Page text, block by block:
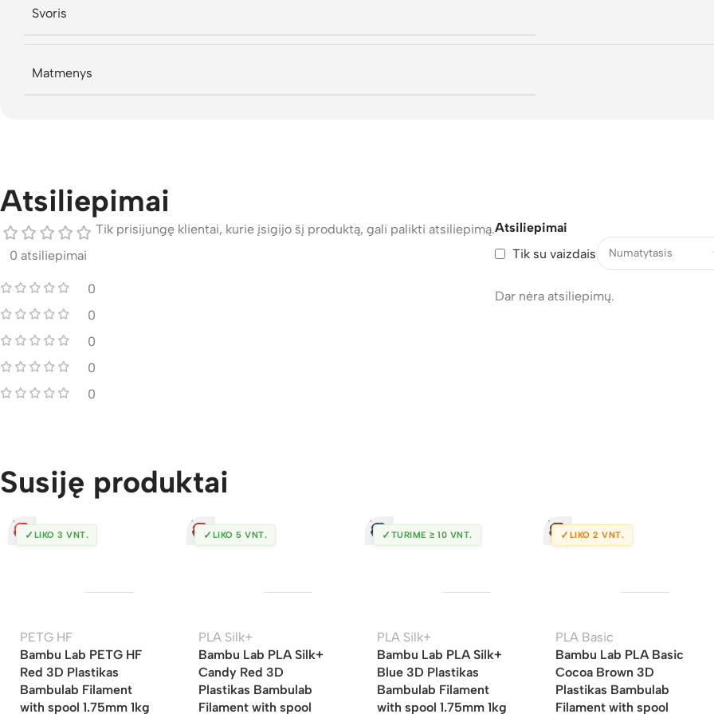
Svoris
Matmenys
Atsiliepimai
0 atsiliepimai
0
0
0
0
0
Atsiliepimai
Tik su vaizdais
Dar nėra atsiliepimų.
Tik prisijungę klientai, kurie įsigijo šį produktą, gali palikti atsiliepimą.
Susiję produktai
✓ LIKO 3 VNT.
PETG HF
Bambu Lab PETG HF
Red 3D Plastikas
Bambulab Filament
with spool 1.75mm 1kg
✓ LIKO 5 VNT.
PLA Silk+
Bambu Lab PLA Silk+
Candy Red 3D
Plastikas Bambulab
Filament with spool
✓ TURIME ≥ 10 VNT.
PLA Silk+
Bambu Lab PLA Silk+
Blue 3D Plastikas
Bambulab Filament
with spool 1.75mm 1kg
✓ LIKO 2 VNT.
PLA Basic
Bambu Lab PLA Basic
Cocoa Brown 3D
Plastikas Bambulab
Filament with spool